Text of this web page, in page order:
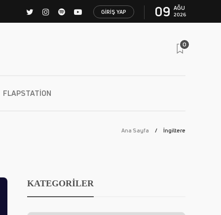
GIRIŞ YAP 09 AĞU
2026
0
FLAPSTATION
Ana Sayfa İngiltere
KATEGORİLER